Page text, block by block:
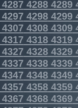
42884289
42984299
43084309
43184319
43284329
43384339
43484349
43584359
43684369